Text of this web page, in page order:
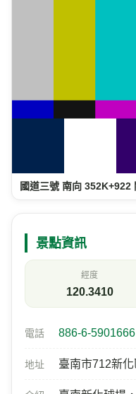
國道三號 南向 352K+922
景點資訊
經度
120.3410
電話 886-6-5901666
地址 臺南市712新